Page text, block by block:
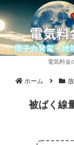
電気料金
ホーム
被ばく線